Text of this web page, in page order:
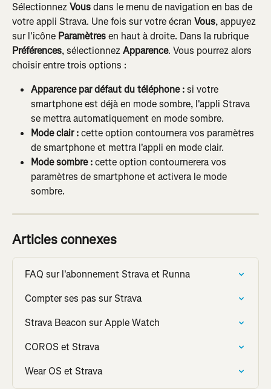
Sélectionnez Vous dans le menu de navigation en bas de
votre appli Strava. Une fois sur votre écran Vous, appuyez
sur l'icône Paramètres en haut à droite. Dans la rubrique
Préférences, sélectionnez Apparence. Vous pourrez alors
choisir entre trois options :
Apparence par défaut du téléphone : si votre
smartphone est déjà en mode sombre, l'appli Strava
se mettra automatiquement en mode sombre.
Mode clair : cette option contournera vos paramètres
de smartphone et mettra l'appli en mode clair.
Mode sombre : cette option contournerera vos
paramètres de smartphone et activera le mode
sombre.
Articles connexes
FAQ sur l'abonnement Strava et Runna
Compter ses pas sur Strava
Strava Beacon sur Apple Watch
COROS et Strava
Wear OS et Strava